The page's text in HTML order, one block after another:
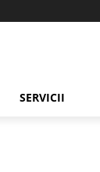
SERVICII